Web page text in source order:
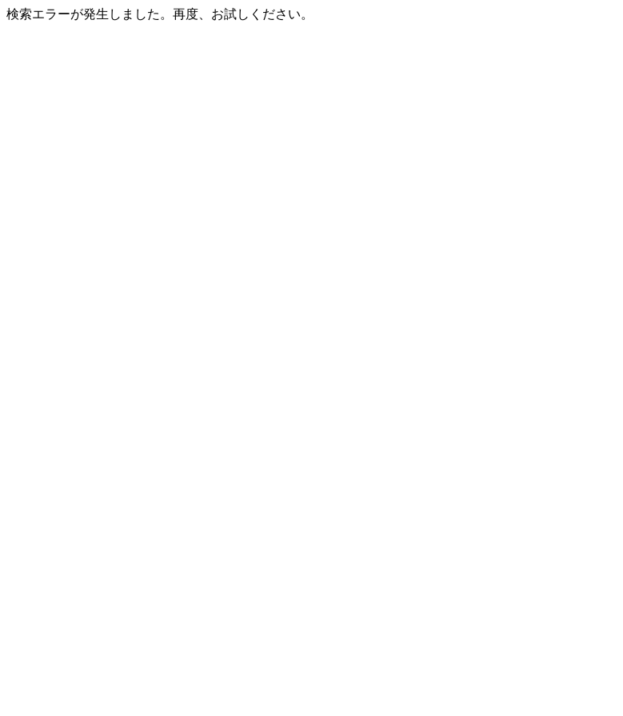
検索エラーが発生しました。再度、お試しください。